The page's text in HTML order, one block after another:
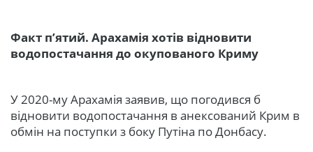
Факт п’ятий. Арахамія хотів відновити
водопостачання до окупованого Криму
У 2020-му Арахамія заявив, що погодився б
відновити водопостачання в анексований Крим в
обмін на поступки з боку Путіна по Донбасу.